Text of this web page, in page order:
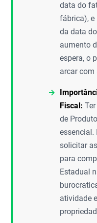
data do
fábrica), e
da data
aumento
espera, o
arcar com
Fiscal:
de
essencial.
solicitar
para
Estadual
atividade